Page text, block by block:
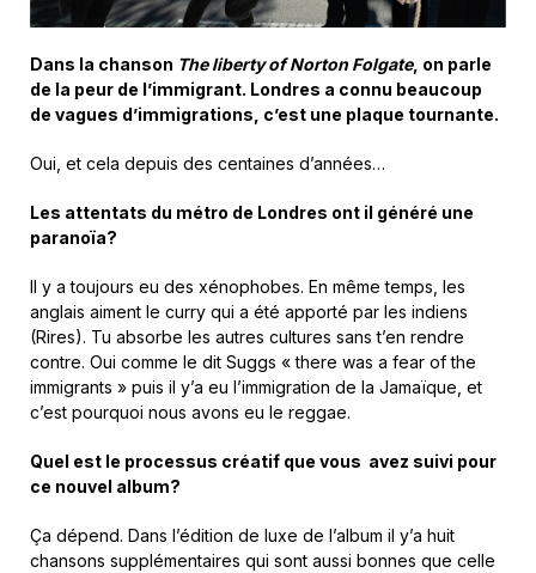
Dans la chanson The liberty of Norton Folgate, on parle
de la peur de l’immigrant. Londres a connu beaucoup
de vagues d’immigrations, c’est une plaque tournante.
Oui, et cela depuis des centaines d’années…
Les attentats du métro de Londres ont il généré une
paranoïa?
Il y a toujours eu des xénophobes. En même temps, les
anglais aiment le curry qui a été apporté par les indiens
(Rires). Tu absorbe les autres cultures sans t’en rendre
contre. Oui comme le dit Suggs « there was a fear of the
immigrants » puis il y’a eu l’immigration de la Jamaïque, et
c’est pourquoi nous avons eu le reggae.
Quel est le processus créatif que vous avez suivi pour
ce nouvel album?
Ça dépend. Dans l’édition de luxe de l’album il y’a huit
chansons supplémentaires qui sont aussi bonnes que celle